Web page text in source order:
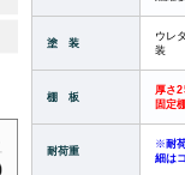
塗 装
ウレ
装
棚 板
厚さ
固定
耐荷重
※耐
細は